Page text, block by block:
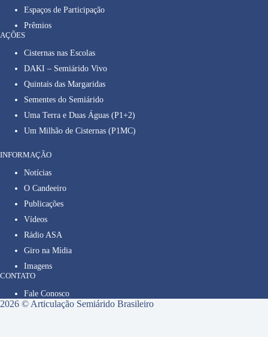
Espaços de Participação
Prêmios
AÇÕES
Cisternas nas Escolas
DAKI – Semiárido Vivo
Quintais das Margaridas
Sementes do Semiárido
Uma Terra e Duas Águas (P1+2)
Um Milhão de Cisternas (P1MC)
INFORMAÇÃO
Notícias
O Candeeiro
Publicações
Vídeos
Rádio ASA
Giro na Mídia
Imagens
CONTATO
Fale Conosco
2026 © Articulação Semiárido Brasileiro